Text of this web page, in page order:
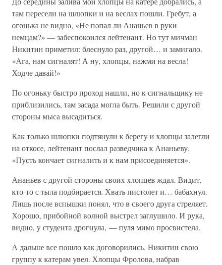
там пересели на шлюпки и на веслах пошли. Гребут, а
огонька не видно, «Не попал ли Ананьев в руки
немцам?» — забеспокоился лейтенант. Но тут мичман
Никитин приметил: блеснуло раз, другой… и замигало.
«Ага, нам сигналят! А ну, хлопцы, нажми на весла!
Ходче давай!»
По огоньку быстро проход нашли, но к сигнальщику не
приблизились, там засада могла быть. Решили с другой
стороны мыса высадиться.
Как только шлюпки подтянули к берегу и хлопцы залегли
на откосе, лейтенант послал разведчика к Ананьеву.
«Пусть кончает сигналить и к нам присоединяется».
Ананьев с другой стороны своих хлопцев ждал. Видит,
кто-то с тыла подбирается. Хвать пистолет и… бабахнул.
Лишь после вспышки понял, что в своего друга стреляет.
Хорошо, прибойной волной выстрел заглушило. И рука,
видно, у студента дрогнула, — пуля мимо просвистела.
А дальше все пошло как договорились. Никитин свою
группу к катерам увел. Хлопцы Фролова, набрав